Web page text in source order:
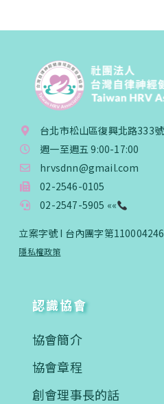
台北市松山區復興北路333
週一至週五 9:00-17:00
hrvsdnn@gmail.com
02-2546-0105
02-2547-5905 ««
立案字號 I 台內團字第
隱私權政策
認識協會
協會簡介
協會章程
創會理事長的話